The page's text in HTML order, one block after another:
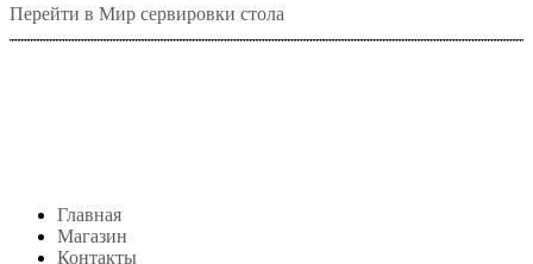
Перейти в Мир сервировки стола
Главная
Магазин
Контакты